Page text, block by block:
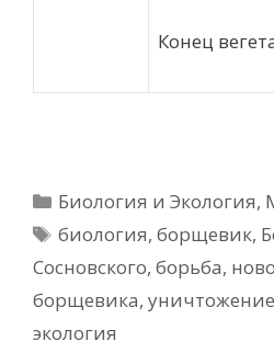
Конец
Рубрики
Биология и Экология,
Метки
биология,борщевик,
Сосновского, борьба,
борщевика, уничтожение
экология